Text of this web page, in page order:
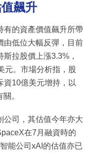
飆升
有的資產價值飆升所帶
由低位大幅反彈，目前
拉股價上漲3.3%，
元。市場分析指，股
資10億美元增持，以
。
公司，其估值今年亦大
在7月融資時的
能公司xAI的估值亦已